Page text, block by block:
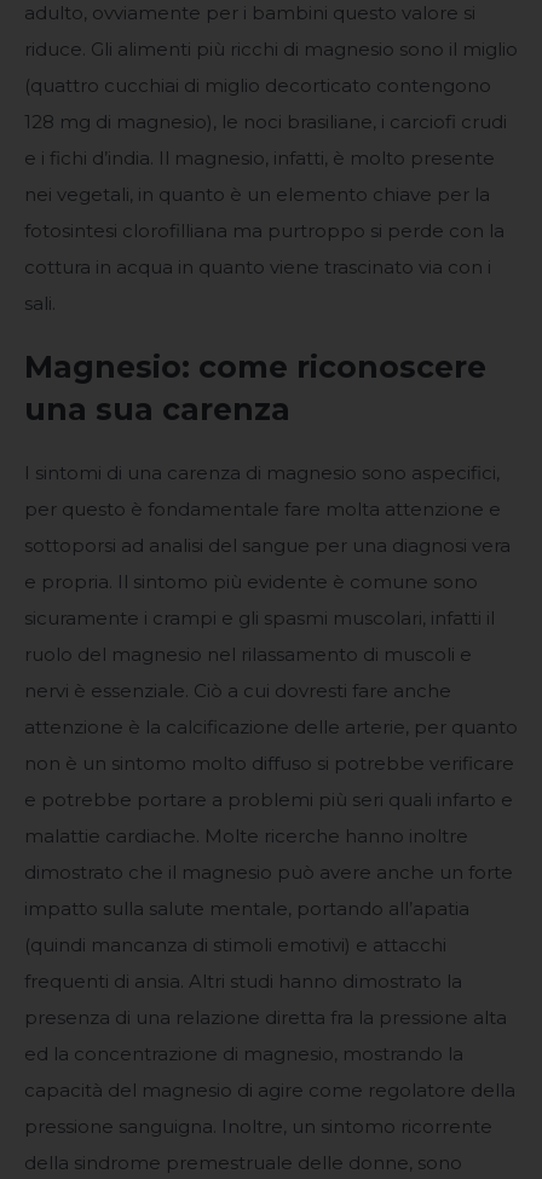
adulto, ovviamente per i bambini questo valore si
riduce. Gli alimenti più ricchi di magnesio sono il miglio
(quattro cucchiai di miglio decorticato contengono
128 mg di magnesio), le noci brasiliane, i carciofi crudi
e i fichi d’india. Il magnesio, infatti, è molto presente
nei vegetali, in quanto è un elemento chiave per la
fotosintesi clorofilliana ma purtroppo si perde con la
cottura in acqua in quanto viene trascinato via con i
sali.
Magnesio: come riconoscere
una sua carenza
I sintomi di una carenza di magnesio sono aspecifici,
per questo è fondamentale fare molta attenzione e
sottoporsi ad analisi del sangue per una diagnosi vera
e propria. Il sintomo più evidente è comune sono
sicuramente i crampi e gli spasmi muscolari, infatti il
ruolo del magnesio nel rilassamento di muscoli e
nervi è essenziale. Ciò a cui dovresti fare anche
attenzione è la calcificazione delle arterie, per quanto
non è un sintomo molto diffuso si potrebbe verificare
e potrebbe portare a problemi più seri quali infarto e
malattie cardiache. Molte ricerche hanno inoltre
dimostrato che il magnesio può avere anche un forte
impatto sulla salute mentale, portando all’apatia
(quindi mancanza di stimoli emotivi) e attacchi
frequenti di ansia. Altri studi hanno dimostrato la
presenza di una relazione diretta fra la pressione alta
ed la concentrazione di magnesio, mostrando la
capacità del magnesio di agire come regolatore della
pressione sanguigna. Inoltre, un sintomo ricorrente
della sindrome premestruale delle donne, sono